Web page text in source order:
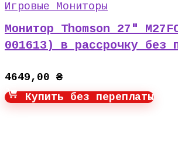
Игровые Мониторы
Монитор Thomson 27″
001613) в рассрочку без
4649,00 ₴
Купить без переплаты